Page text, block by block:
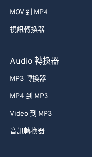
MOV 到 MP4
視訊轉換器
Audio 轉換器
MP3 轉換器
MP4 到 MP3
Video 到 MP3
音訊轉換器